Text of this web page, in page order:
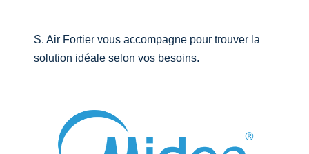
S. Air Fortier vous accompagne pour trouver la
solution idéale selon vos besoins.